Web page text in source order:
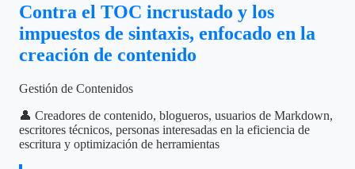
Contra el TOC incrustado y los
impuestos de sintaxis, enfocado en la
creación de contenido
Gestión de Contenidos
👤 Creadores de contenido, blogueros, usuarios de Markdown,
escritores técnicos, personas interesadas en la eficiencia de
escritura y optimización de herramientas